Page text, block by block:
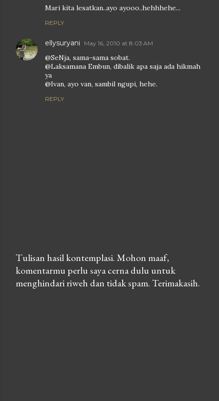
Mari kita lesatkan..ayo ayooo..hehhhehe...
REPLY
ellysuryani May 16, 2010 at 8:03 AM
@SeNja, sama-sama sobat.
@Laksamana Embun, dibalik apa saja ada hikmah
ya
@Ivan, ayo van, sambil ngupi, hehe.
REPLY
P
o
Tulisan hasil kontemplasi. Mohon maaf,
komentarmu perlu saya cerna dulu untuk
menghindari riweh dan tidak spam. Terimakasih.